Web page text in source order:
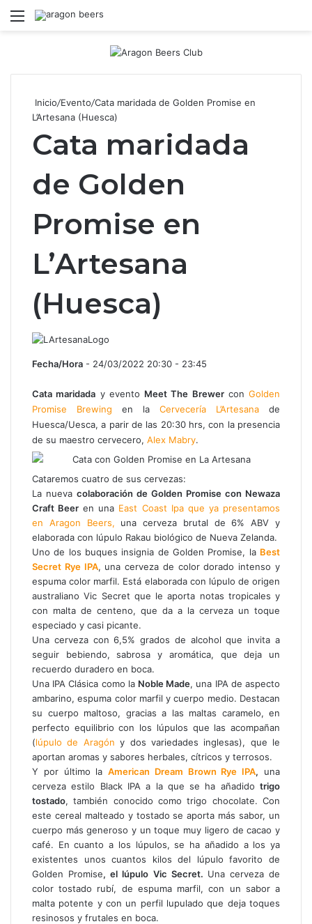
Menú
Inicio/Evento/Cata maridada de Golden Promise en
L’Artesana (Huesca)
Cata maridada
de Golden
Promise en
L’Artesana
(Huesca)
Fecha/Hora - 24/03/2022 20:30 - 23:45
Cata maridada y evento Meet The Brewercon Golden
Promise Brewing en la Cervecería L’Artesana de
Huesca/Uesca, a parir de las 20:30 hrs, con la presencia
de su maestro cervecero, Alex Mabry.
Cataremos cuatro de sus cervezas:
La nueva colaboración de Golden Promise con Newaza
Craft Beer en una East Coast Ipa que ya presentamos
en Aragon Beers, una cerveza brutal de 6% ABV y
elaborada con lúpulo Rakau biológico de Nueva Zelanda.
Uno de los buques insignia de Golden Promise, la Best
Secret Rye IPA, una cerveza de color dorado intenso y
espuma color marfil. Está elaborada con lúpulo de origen
australiano Vic Secret que le aporta notas tropicales y
con malta de centeno, que da a la cerveza un toque
especiado y casi picante.
Una cerveza con 6,5% grados de alcohol que invita a
seguir bebiendo, sabrosa y aromática, que deja un
recuerdo duradero en boca.
Una IPA Clásica como la Noble Made, una IPA de aspecto
ambarino, espuma color marfil y cuerpo medio. Destacan
su cuerpo maltoso, gracias a las maltas caramelo, en
perfecto equilibrio con los lúpulos que las acompañan
(lúpulo de Aragón y dos variedades inglesas), que le
aportan aromas y sabores herbales, cítricos y terrosos.
Y por último laAmerican Dream Brown Rye IPA, una
cerveza estilo Black IPA a la que se ha añadido trigo
tostado, también conocido como trigo chocolate. Con
este cereal malteado y tostado se aporta más sabor, un
cuerpo más generoso y un toque muy ligero de cacao y
café. En cuanto a los lúpulos, se ha añadido a los ya
existentes unos cuantos kilos del lúpulo favorito de
Golden Promise, el lúpulo Vic Secret. Una cerveza de
color tostado rubí, de espuma marfil, con un sabor a
malta potente y con un perfil lupulado que deja toques
resinosos y frutales en boca.